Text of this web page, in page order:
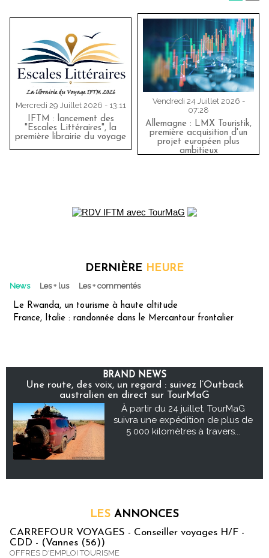
Mercredi 29 Juillet 2026 - 13:11
IFTM : lancement des
"Escales Littéraires", la
première librairie du voyage
Vendredi 24 Juillet 2026 -
07:28
Allemagne : LMX Touristik,
première acquisition d'un
projet européen plus
ambitieux
DERNIÈRE HEURE
News Les + lus Les + commentés
Le Rwanda, un tourisme à haute altitude
France, Italie : randonnée dans le Mercantour frontalier
BRAND NEWS
Une route, des voix, un regard : suivez l’Outback
australien en direct sur TourMaG
À partir du 24 juillet, TourMaG
suivra une expédition de plus de
5 000 kilomètres à travers...
LES ANNONCES
CARREFOUR VOYAGES - Conseiller voyages H/F -
CDD - (Vannes (56))
OFFRES D'EMPLOI TOURISME